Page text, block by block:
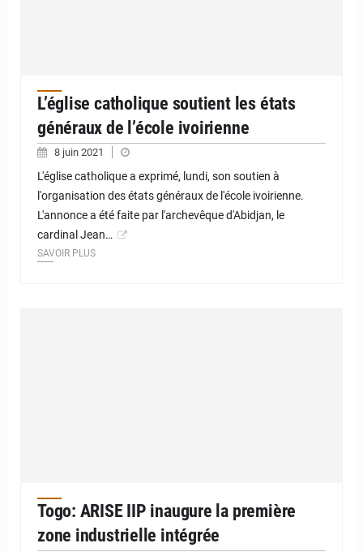
L’église catholique soutient les états
généraux de l’école ivoirienne
8 juin 2021
L'église catholique a exprimé, lundi, son soutien à
l'organisation des états généraux de l'école ivoirienne.
L'annonce a été faite par l'archevêque d'Abidjan, le
cardinal Jean…
SAVOIR PLUS
Togo: ARISE IIP inaugure la première
zone industrielle intégrée